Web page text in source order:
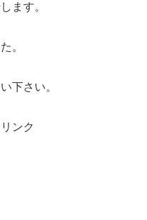
ます。
。
下さい。
ンク